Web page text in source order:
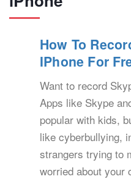
How To
IPhone For
Want to record
Apps like Skype
popular with kids,
like cyberbullying,
strangers trying to
worried about your